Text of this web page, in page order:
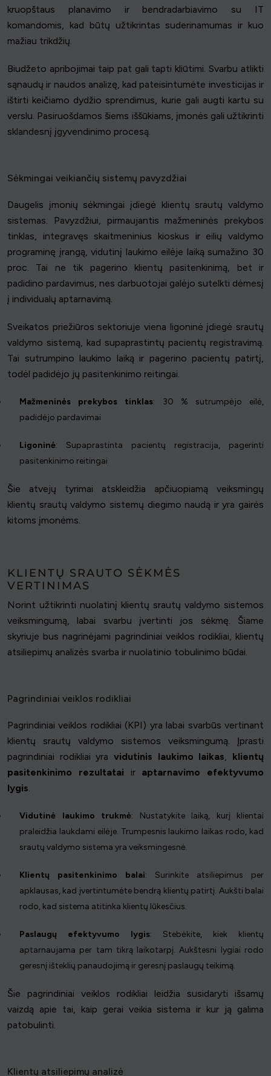
kruopštaus planavimo ir bendradarbiavimo su IT
komandomis, kad būtų užtikrintas suderinamumas ir kuo
mažiau trikdžių.
Biudžeto apribojimai taip pat gali tapti kliūtimi. Svarbu atlikti
sąnaudų ir naudos analizę, kad pateisintumėte investicijas ir
ištirti keičiamo dydžio sprendimus, kurie gali augti kartu su
verslu. Pasiruošdamos šiems iššūkiams, įmonės gali užtikrinti
sklandesnį įgyvendinimo procesą.
Sėkmingai veikiančių sistemų pavyzdžiai
Daugelis įmonių sėkmingai įdiegė klientų srautų valdymo
sistemas. Pavyzdžiui, pirmaujantis mažmeninės prekybos
tinklas, integravęs skaitmeninius kioskus ir eilių valdymo
programinę įrangą, vidutinį laukimo eilėje laiką sumažino 30
proc. Tai ne tik pagerino klientų pasitenkinimą, bet ir
padidino pardavimus, nes darbuotojai galėjo sutelkti dėmesį
į individualų aptarnavimą.
Sveikatos priežiūros sektoriuje viena ligoninė įdiegė srautų
valdymo sistemą, kad supaprastintų pacientų registravimą.
Tai sutrumpino laukimo laiką ir pagerino pacientų patirtį,
todėl padidėjo jų pasitenkinimo reitingai.
Mažmeninės prekybos tinklas: 30 % sutrumpėjo eilė,
padidėjo pardavimai
Ligoninė: Supaprastinta pacientų registracija, pagerinti
pasitenkinimo reitingai
Šie atvejų tyrimai atskleidžia apčiuopiamą veiksmingų
klientų srautų valdymo sistemų diegimo naudą ir yra gairės
kitoms įmonėms.
KLIENTŲ SRAUTO SĖKMĖS
VERTINIMAS
Norint užtikrinti nuolatinį klientų srautų valdymo sistemos
veiksmingumą, labai svarbu įvertinti jos sėkmę. Šiame
skyriuje bus nagrinėjami pagrindiniai veiklos rodikliai, klientų
atsiliepimų analizės svarba ir nuolatinio tobulinimo būdai.
Pagrindiniai veiklos rodikliai
Pagrindiniai veiklos rodikliai (KPI) yra labai svarbūs vertinant
klientų srautų valdymo sistemos veiksmingumą. Įprasti
pagrindiniai rodikliai yra vidutinis laukimo laikas, klientų
pasitenkinimo rezultatai ir aptarnavimo efektyvumo
lygis.
Vidutinė laukimo trukmė: Nustatykite laiką, kurį klientai
praleidžia laukdami eilėje. Trumpesnis laukimo laikas rodo, kad
srautų valdymo sistema yra veiksmingesnė.
Klientų pasitenkinimo balai: Surinkite atsiliepimus per
apklausas, kad įvertintumėte bendrą klientų patirtį. Aukšti balai
rodo, kad sistema atitinka klientų lūkesčius.
Paslaugų efektyvumo lygis: Stebėkite, kiek klientų
aptarnaujama per tam tikrą laikotarpį. Aukštesni lygiai rodo
geresnį išteklių panaudojimą ir geresnį paslaugų teikimą.
Šie pagrindiniai veiklos rodikliai leidžia susidaryti išsamų
vaizdą apie tai, kaip gerai veikia sistema ir kur ją galima
patobulinti.
Klientų atsiliepimų analizė